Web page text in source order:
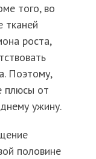
того, во
тканей
роста,
Поэтому,
плюсы от
ужину.
половине